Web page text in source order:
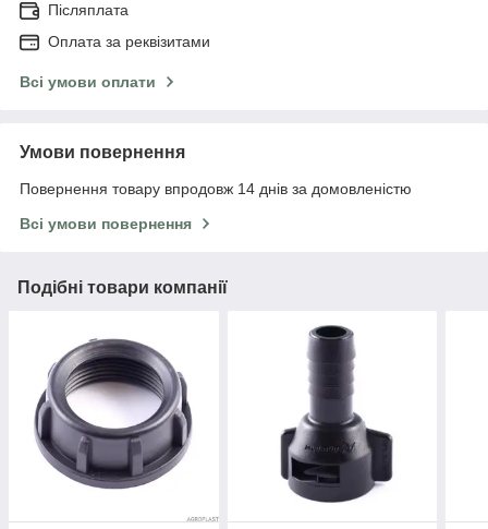
Післяплата
Оплата за реквізитами
Всі умови оплати
Умови повернення
Повернення товару впродовж 14 днів за домовленістю
Всі умови повернення
Подібні товари компанії